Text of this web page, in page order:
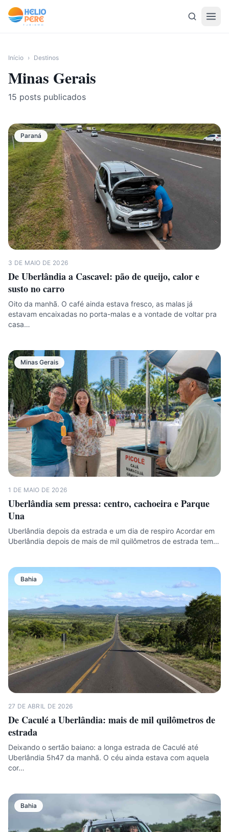
Pular para o conteúdo
Início › Destinos
Minas Gerais
15 posts publicados
Paraná
3 DE MAIO DE 2026
De Uberlândia a Cascavel: pão de queijo, calor e
susto no carro
Oito da manhã. O café ainda estava fresco, as malas já
estavam encaixadas no porta-malas e a vontade de voltar pra
casa…
Minas Gerais
1 DE MAIO DE 2026
Uberlândia sem pressa: centro, cachoeira e Parque
Una
Uberlândia depois da estrada e um dia de respiro Acordar em
Uberlândia depois de mais de mil quilômetros de estrada tem…
Bahia
27 DE ABRIL DE 2026
De Caculé a Uberlândia: mais de mil quilômetros de
estrada
Deixando o sertão baiano: a longa estrada de Caculé até
Uberlândia 5h47 da manhã. O céu ainda estava com aquela
cor…
Bahia